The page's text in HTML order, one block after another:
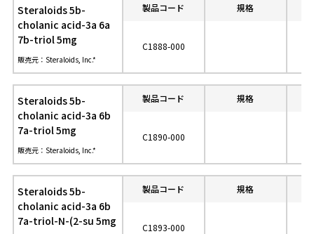
Steraloids 5b-
cholanic acid-3a 6a
7b-triol 5mg
販売元：Steraloids, Inc.*
製品コード 規格
C1888-000
Steraloids 5b-
cholanic acid-3a 6b
7a-triol 5mg
販売元：Steraloids, Inc.*
製品コード 規格
C1890-000
Steraloids 5b-
cholanic acid-3a 6b
7a-triol-N-(2-su 5mg
製品コード 規格
C1893-000